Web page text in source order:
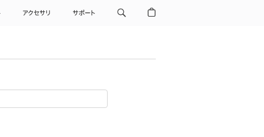
アクセサリ サポート